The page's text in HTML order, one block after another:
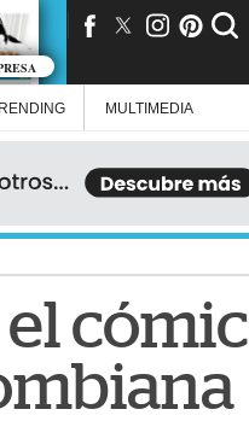
MULTIMEDIA
el cómic